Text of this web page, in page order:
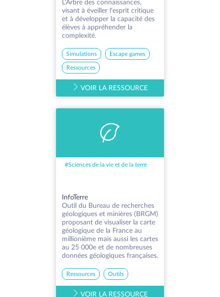
L'Arbre des connaissances,
visant à éveiller l'esprit critique
et à développer la capacité des
élèves à appréhender la
complexité.
Simulations Escape games
Ressources
VOIR LA RESSOURCE
#Sciences de la vie et de la terre
InfoTerre
Outil du Bureau de recherches
géologiques et minières (BRGM)
proposant de visualiser la carte
géologique de la France au
millionième mais aussi les cartes
au 25 000e et de nombreuses
données géologiques françaises.
Ressources Outils
VOIR LA RESSOURCE